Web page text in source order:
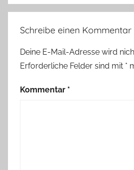
Schreibe einen Kommentar
Deine E-Mail-Adresse wird
Erforderliche Felder sind mit *
Kommentar *